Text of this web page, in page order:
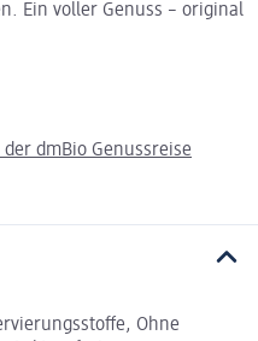
Ein voller Genuss – original
dmBio Genussreise
Ohne